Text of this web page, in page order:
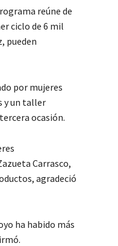
reúne de
ciclo de 6 mil
pueden
por mujeres
y un taller
ocasión.
Carrasco,
agradeció
ha habido más